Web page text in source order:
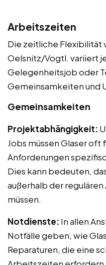
Arbeitszeiten
Die zeitliche Flexibilität
Oelsnitz/Vogtl. variiert
Gelegenheitsjob oder
Gemeinsamkeiten und
Gemeinsamkeiten
Projektabhängigkeit:
Jobs müssen Glaser oft
Anforderungen
Dies kann bedeuten,
außerhalb der
müssen.
Notdienste: In allen
Notfälle geben, wie
Reparaturen, die eine